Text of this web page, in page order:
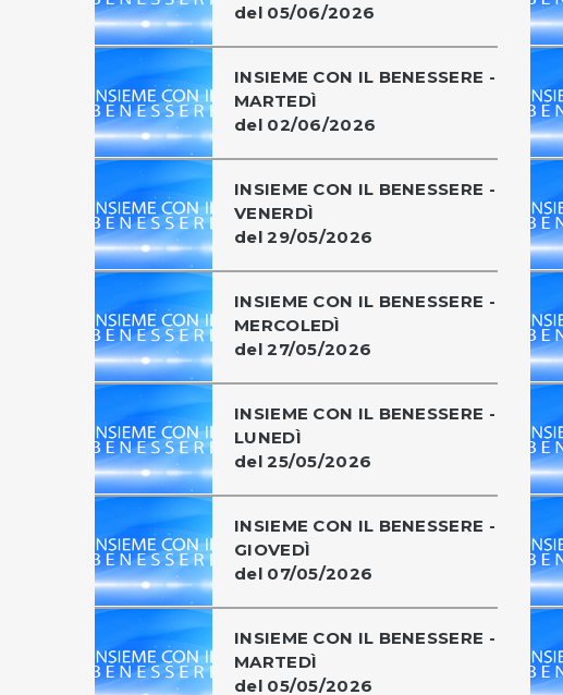
del 05/06/2026
INSIEME CON IL BENESSERE -
MARTEDÌ
del 02/06/2026
INSIEME CON IL BENESSERE -
VENERDÌ
del 29/05/2026
INSIEME CON IL BENESSERE -
MERCOLEDÌ
del 27/05/2026
INSIEME CON IL BENESSERE -
LUNEDÌ
del 25/05/2026
INSIEME CON IL BENESSERE -
GIOVEDÌ
del 07/05/2026
INSIEME CON IL BENESSERE -
MARTEDÌ
del 05/05/2026